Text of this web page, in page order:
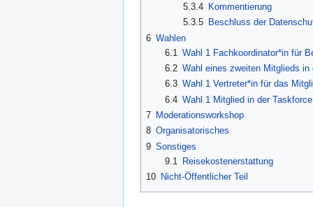
5.3.4 Kommentierung
5.3.5 Beschluss der
6 Wahlen
6.1 Wahl 1 Fachkoordinator*in für
6.2 Wahl eines zweiten Mitglieds
6.3 Wahl 1 Vertreter*in für das
6.4 Wahl 1 Mitglied in der
7 Moderationsworkshop
8 Organisatorisches
9 Sonstiges
9.1
Reisekostenerstattung
10 Nicht-Öffentlicher Teil